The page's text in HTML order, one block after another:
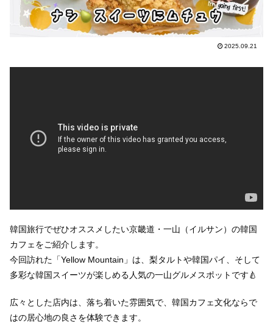
2025.09.21
韓国旅行でぜひオススメしたい京畿道・一山（イルサン）の韓国
カフェをご紹介します。
今回訪れた「Yellow Mountain」は、梨タルトや韓国パイ、そして
多彩な韓国スイーツが楽しめる人気の一山グルメスポットです🍐
広々とした店内は、落ち着いた雰囲気で、韓国カフェ文化ならで
はの居心地の良さを体験できます。